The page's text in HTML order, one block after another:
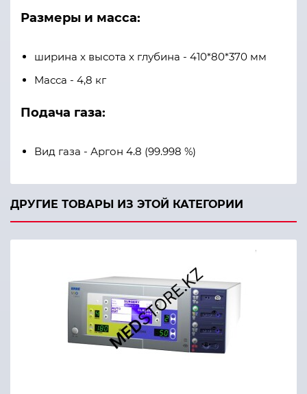
Размеры и масса:
ширина x высота x глубина - 410*80*370 мм
Масса - 4,8 кг
Подача газа:
Вид газа - Аргон 4.8 (99.998 %)
ДРУГИЕ ТОВАРЫ ИЗ ЭТОЙ КАТЕГОРИИ